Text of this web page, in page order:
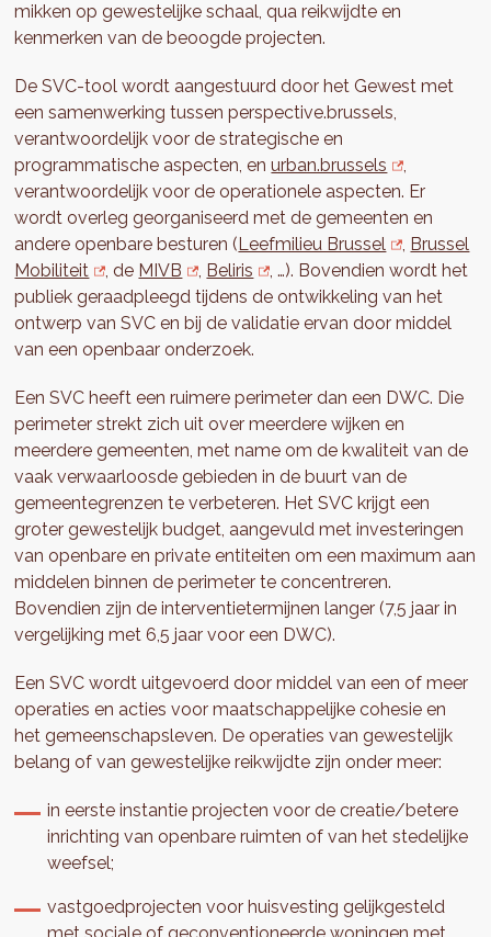
mikken op gewestelijke schaal, qua reikwijdte en
kenmerken van de beoogde projecten.
De SVC-tool wordt aangestuurd door het Gewest met
een samenwerking tussen perspective.brussels,
verantwoordelijk voor de strategische en
programmatische aspecten, enurban.brussels
,
verantwoordelijk voor de operationele aspecten. Er
wordt overleg georganiseerd met de gemeenten en
andere openbare besturen ( Leefmilieu Brussel , Brussel
Mobiliteit
, de MIVB , Beliris
, …). Bovendien wordt het
publiek geraadpleegd tijdens de ontwikkeling van het
ontwerp van SVC en bij de validatie ervan door middel
van een openbaar onderzoek.
Een SVC heeft een ruimere perimeter dan een DWC. Die
perimeter strekt zich uit over meerdere wijken en
meerdere gemeenten, met name om de kwaliteit van de
vaak verwaarloosde gebieden in de buurt van de
gemeentegrenzen te verbeteren. Het SVC krijgt een
groter gewestelijk budget, aangevuld met investeringen
van openbare en private entiteiten om een maximum aan
middelen binnen de perimeter te concentreren.
Bovendien zijn de interventietermijnen langer (7,5 jaar in
vergelijking met 6,5 jaar voor een DWC).
Een SVC wordt uitgevoerd door middel van een of meer
operaties en acties voor maatschappelijke cohesie en
het gemeenschapsleven. De operaties van gewestelijk
belang of van gewestelijke reikwijdte zijn onder meer:
in eerste instantie projecten voor de creatie/betere
inrichting van openbare ruimten of van het stedelijke
weefsel;
vastgoedprojecten voor huisvesting gelijkgesteld